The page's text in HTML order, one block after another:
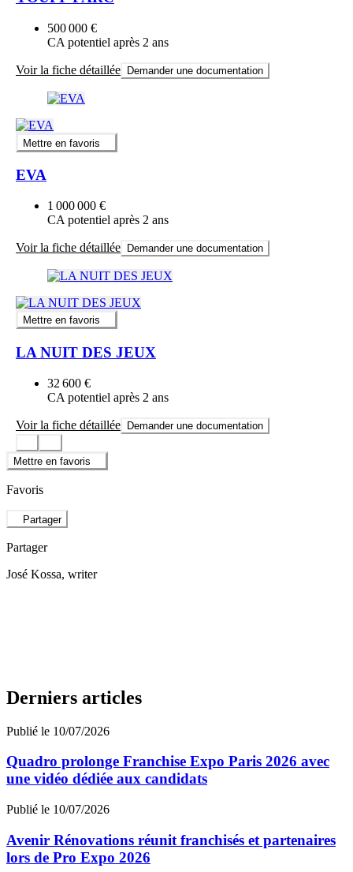
500 000 €
CA potentiel après 2 ans
Voir la fiche détaillée Demander une documentation
Mettre en favoris
EVA
1 000 000 €
CA potentiel après 2 ans
Voir la fiche détaillée Demander une documentation
Mettre en favoris
LA NUIT DES JEUX
32 600 €
CA potentiel après 2 ans
Voir la fiche détaillée Demander une documentation
Mettre en favoris
Favoris
Partager
Partager
José Kossa, writer
Derniers articles
Publié le 10/07/2026
Quadro prolonge Franchise Expo Paris 2026 avec
une vidéo dédiée aux candidats
Publié le 10/07/2026
Avenir Rénovations réunit franchisés et partenaires
lors de Pro Expo 2026